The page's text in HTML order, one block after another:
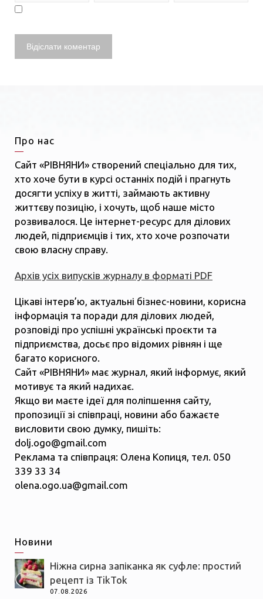
Про нас
Сайт «РІВНЯНИ» створений спеціально для тих,
хто хоче бути в курсі останніх подій і прагнуть
досягти успіху в житті, займають активну
життєву позицію, і хочуть, щоб наше місто
розвивалося. Це інтернет-ресурс для ділових
людей, підприємців і тих, хто хоче розпочати
свою власну справу.
Архів усіх випусків журналу в форматі PDF
Цікаві інтерв’ю, актуальні бізнес-новини, корисна
інформація та поради для ділових людей,
розповіді про успішні українські проєкти та
підприємства, досьє про відомих рівнян і ще
багато корисного.
Сайт «РІВНЯНИ» має журнал, який інформує, який
мотивує та який надихає.
Якщо ви маєте ідеї для поліпшення сайту,
пропозиції зі співпраці, новини або бажаєте
висловити свою думку, пишіть:
dolj.ogo@gmail.com
Реклама та співпраця: Олена Копиця, тел. 050
339 33 34
olena.ogo.ua@gmail.com
Новини
Ніжна сирна запіканка як суфле: простий
рецепт із TikTok
07.08.2026